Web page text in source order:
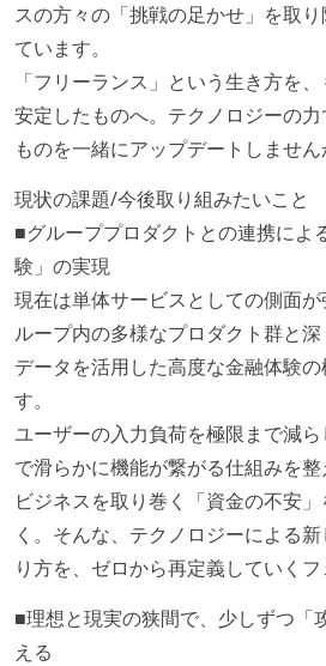
スの方々の「挑戦の足かせ」を取
ています。
「フリーランス」という生き方を
安定したものへ。テクノロジーの
ものを一緒にアップデートしません
現状の課題/今後取り組みたいこと
■グループプロダクトとの連携によ
験」の実現
現在は単体サービスとしての側面
ループ内の多様なプロダクト群と
データを活用した高度な金融体験
す。
ユーザーの入力負荷を極限まで減
で滑らかに機能が繋がる仕組みを
ビジネスを取り巻く「資金の不安
く。そんな、テクノロジーによる
り方を、ゼロから再定義していくフ
■理想と現実の狭間で、少しずつ「
える